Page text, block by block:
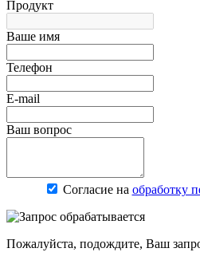
Продукт
Ваше имя
Телефон
E-mail
Ваш вопрос
Согласие на обработку
Пожалуйста, подождите, Ваш